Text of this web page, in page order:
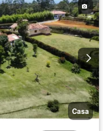
Casa